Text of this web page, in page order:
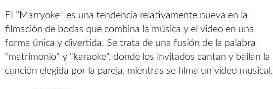
El ‘’Marryoke’’ es una tendencia relativamente nueva en la
filmación de bodas que combina la música y el video en una
forma única y divertida. Se trata de una fusión de la palabra
"matrimonio" y "karaoke", donde los invitados cantan y bailan la
canción elegida por la pareja, mientras se filma un video musical.